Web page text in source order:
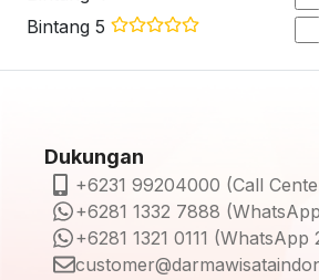
Bintang 5
Dukungan
+6231 99204000 (Call
+6281 1332 7888
+6281 1321 0111 (WhatsApp